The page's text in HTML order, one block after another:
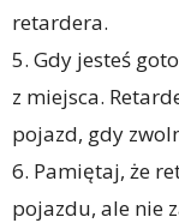
retardera.
5. Gdy jesteś
z miejsca.
pojazd, gdy
6. Pamiętaj, że
pojazdu, ale nie